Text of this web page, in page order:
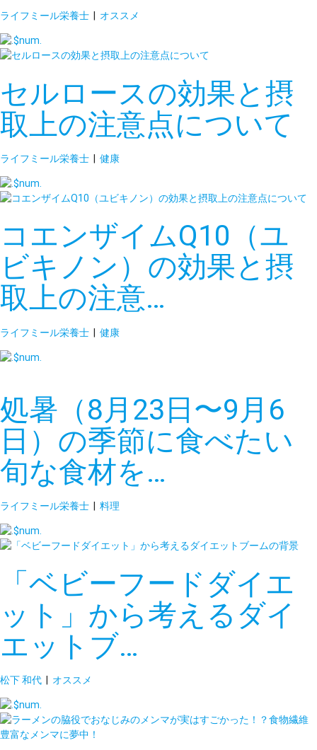
ライフミール栄養士 | オススメ
セルロースの効果と摂
取上の注意点について
ライフミール栄養士 | 健康
コエンザイムQ10（ユ
ビキノン）の効果と摂
取上の注意…
ライフミール栄養士 | 健康
処暑（8月23日〜9月6
日）の季節に食べたい
旬な食材を…
ライフミール栄養士 料理
「ベビーフードダイエ
ット」から考えるダイ
エットブ…
松下 和代 | オススメ